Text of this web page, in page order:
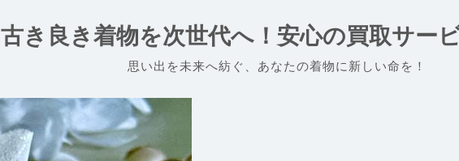
古き良き着物を次世代へ！安心の買取サー
思い出を未来へ紡ぐ、あなたの着物に新しい命を！